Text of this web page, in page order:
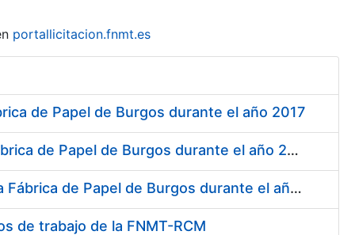
portallicitacion.fnmt.es
de Papel de Burgos durante el año 2017
Contratación de Servicio de Asistencia Técnica Mecánica en la Fábrica de Papel de Burgos durante el año 2017
Contratación de Servicio de Asistencia Técnica Obras Civiles en la Fábrica de Papel de Burgos durante el año 2017
de trabajo de la FNMT-RCM